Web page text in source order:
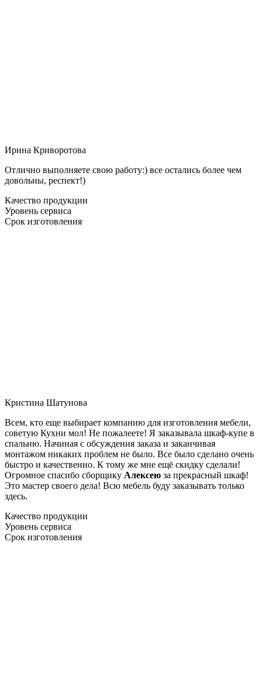
Ирина Криворотова
Отлично выполняете свою работу:) все остались более чем
довольны, респект!)
Качество продукции
Уровень сервиса
Срок изготовления
Кристина Шатунова
Всем, кто еще выбирает компанию для изготовления мебели,
советую Кухни мол! Не пожалеете! Я заказывала шкаф-купе в
спальню. Начиная с обсуждения заказа и заканчивая
монтажом никаких проблем не было. Все было сделано очень
быстро и качественно. К тому же мне ещё скидку сделали!
Огромное спасибо сборщику Алексею за прекрасный шкаф!
Это мастер своего дела! Всю мебель буду заказывать только
здесь.
Качество продукции
Уровень сервиса
Срок изготовления